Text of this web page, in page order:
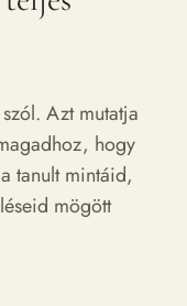
Azt mutatja
hogy
tanult mintáid,
mögött